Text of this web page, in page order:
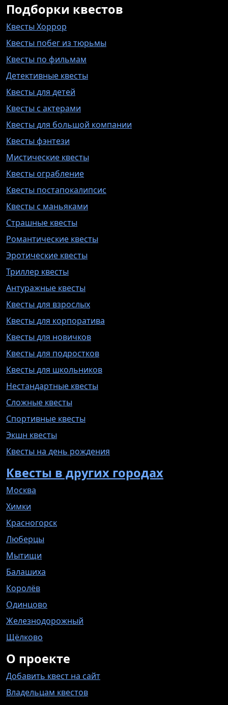
Подборки квестов
Квесты Хоррор
Квесты побег из тюрьмы
Квесты по фильмам
Детективные квесты
Квесты для детей
Квесты с актерами
Квесты для большой компании
Квесты фэнтези
Мистические квесты
Квесты ограбление
Квесты постапокалипсис
Квесты с маньяками
Страшные квесты
Романтические квесты
Эротические квесты
Триллер квесты
Антуражные квесты
Квесты для взрослых
Квесты для корпоратива
Квесты для новичков
Квесты для подростков
Квесты для школьников
Нестандартные квесты
Сложные квесты
Спортивные квесты
Экшн квесты
Квесты на день рождения
Квесты в других городах
Москва
Химки
Красногорск
Люберцы
Мытищи
Балашиха
Королёв
Одинцово
Железнодорожный
Щёлково
О проекте
Добавить квест на сайт
Владельцам квестов